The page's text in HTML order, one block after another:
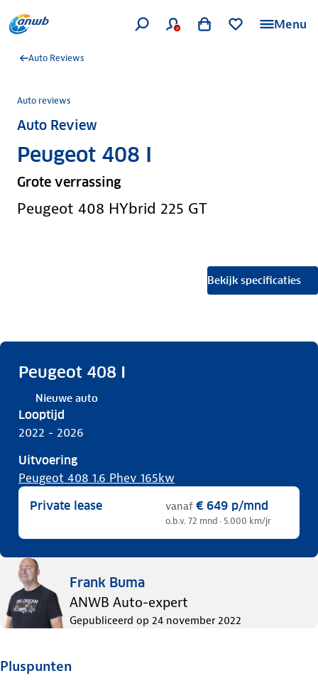
Menu
Auto Reviews
Auto reviews
Auto Review
Peugeot 408 I
Grote verrassing
Peugeot 408 HYbrid 225 GT
Bekijk specificaties
Peugeot 408 I
Nieuwe auto
Looptijd
2022 - 2026
Uitvoering
Peugeot 408 1.6 Phev 165kw
Private lease vanaf € 649 p/mnd
o.b.v. 72 mnd · 5.000 km/jr
Frank Buma
ANWB Auto-expert
Gepubliceerd op 24 november 2022
Pluspunten